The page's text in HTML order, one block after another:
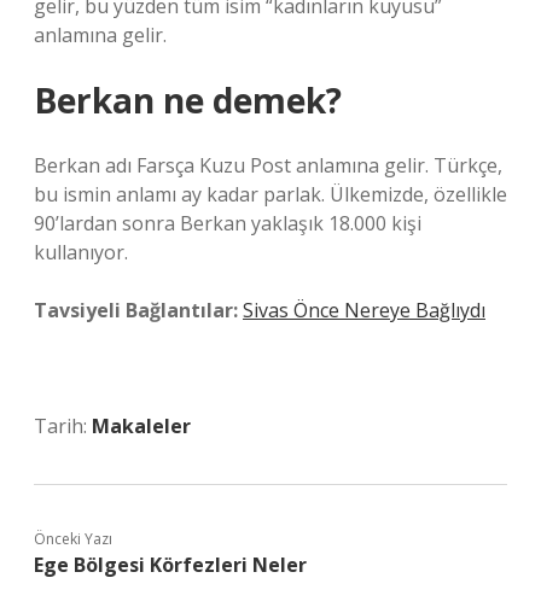
gelir, bu yüzden tüm isim “kadınların kuyusu”
anlamına gelir.
Berkan ne demek?
Berkan adı Farsça Kuzu Post anlamına gelir. Türkçe,
bu ismin anlamı ay kadar parlak. Ülkemizde, özellikle
90’lardan sonra Berkan yaklaşık 18.000 kişi
kullanıyor.
Tavsiyeli Bağlantılar:Sivas Önce Nereye Bağlıydı
Tarih: Makaleler
Önceki Yazı
Ege Bölgesi Körfezleri Neler